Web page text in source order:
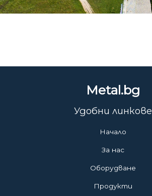
Metal.bg
Удобни линкове
Начало
За нас
Оборудване
Продукти